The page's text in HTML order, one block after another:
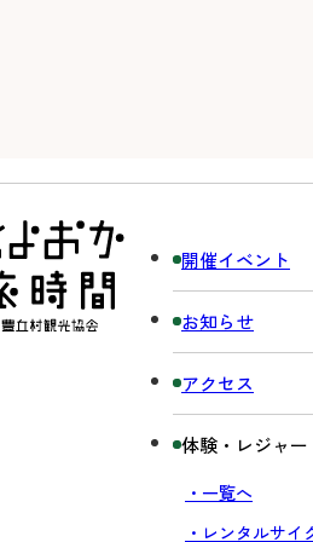
開催イベント
お知らせ
アクセス
体験・レジャー
・一覧へ
・レンタルサイ